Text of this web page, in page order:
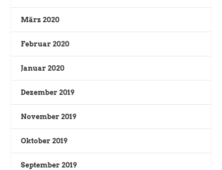
März 2020
Februar 2020
Januar 2020
Dezember 2019
November 2019
Oktober 2019
September 2019